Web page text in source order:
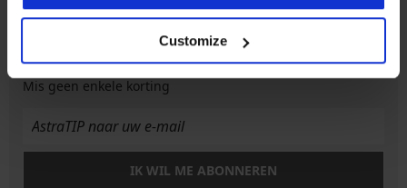
Customize
Newsletter
Mis geen enkele korting
IK WIL ME ABONNEREN